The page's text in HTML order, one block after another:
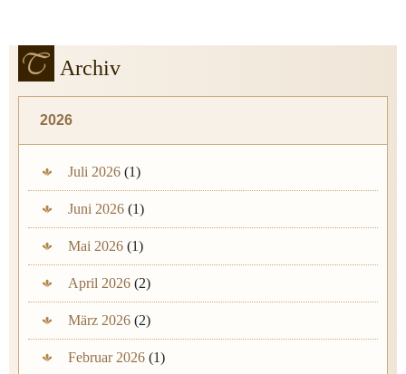
Archiv
2026
Juli 2026 (1)
Juni 2026 (1)
Mai 2026 (1)
April 2026 (2)
März 2026 (2)
Februar 2026 (1)